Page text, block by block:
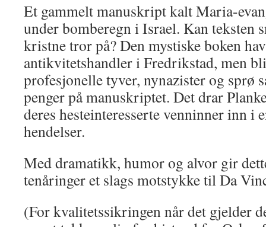
Et gammelt manuskript kalt Maria-
under bomberegn i Israel. Kan teksten
kristne tror på? Den mystiske boken
antikvitetshandler i Fredrikstad, men
profesjonelle tyver, nynazister og sprø
penger på manuskriptet. Det drar
deres hesteinteresserte venninner inn i
hendelser.
Med dramatikk, humor og alvor gir
tenåringer et slags motstykke til Da
(For kvalitetssikringen når det gjelder